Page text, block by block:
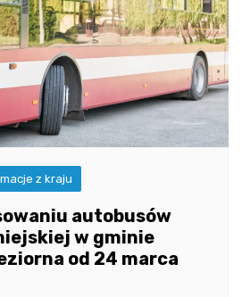
z kraju
autobusów
w gminie
od 24 marca